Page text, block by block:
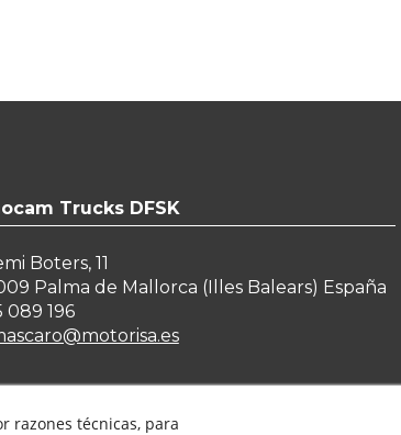
Trucks DFSK
Boters, 11
Palma de Mallorca (Illes Balears) España
089 196
razones técnicas, para